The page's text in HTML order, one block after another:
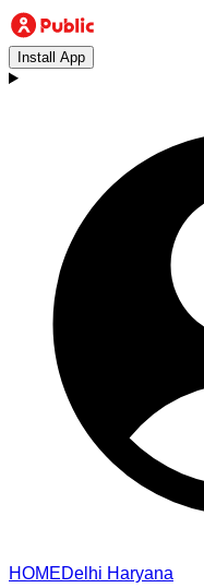
Install App
HOMEDelhi Haryana